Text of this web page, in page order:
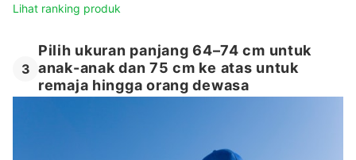
Lihat ranking produk
3
Pilih ukuran panjang 64–74 cm untuk
anak-anak dan 75 cm ke atas untuk
remaja hingga orang dewasa